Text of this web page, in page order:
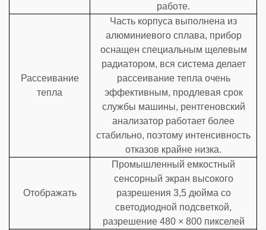
работе.
Рассеивание
тепла
Часть корпуса выполнена из
алюминиевого сплава, прибор
оснащен специальным щелевым
радиатором, вся система делает
рассеивание тепла очень
эффективным, продлевая срок
службы машины, рентгеновский
анализатор работает более
стабильно, поэтому интенсивность
отказов крайне низка.
Отображать
Промышленный емкостный
сенсорный экран высокого
разрешения 3,5 дюйма со
светодиодной подсветкой,
разрешение 480 × 800 пикселей